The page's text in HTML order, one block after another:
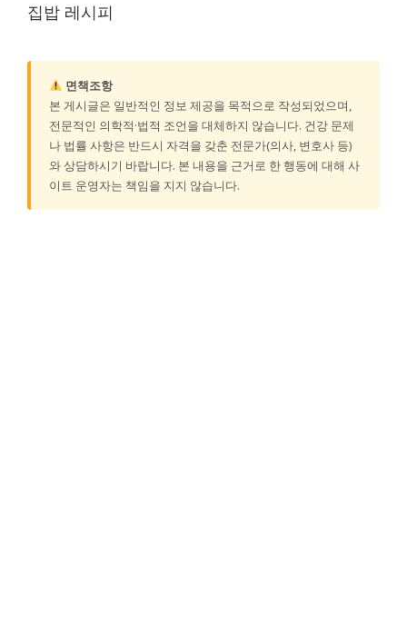
집밥 레시피
면책조항
본 게시글은 일반적인 정보 제공을 목적으로 작성되었으며,
전문적인 의학적·법적 조언을 대체하지 않습니다. 건강 문제
나 법률 사항은 반드시 자격을 갖춘 전문가(의사, 변호사 등)
와 상담하시기 바랍니다. 본 내용을 근거로 한 행동에 대해 사
이트 운영자는 책임을 지지 않습니다.